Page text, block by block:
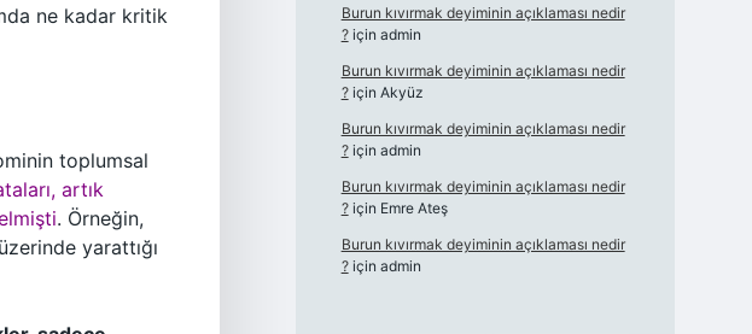
ne kadar kritik
toplumsal
artık
. Örneğin,
yarattığı
Burun kıvırmak deyiminin açıklaması nedir
?için admin
Burun kıvırmak deyiminin açıklaması nedir
?için Akyüz
Burun kıvırmak deyiminin açıklaması nedir
?için admin
Burun kıvırmak deyiminin açıklaması nedir
?için Emre Ateş
Burun kıvırmak deyiminin açıklaması nedir
?için admin